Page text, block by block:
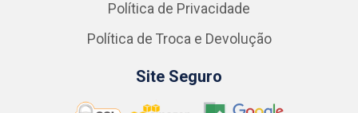
Política de Privacidade
Política de Troca e Devolução
Site Seguro